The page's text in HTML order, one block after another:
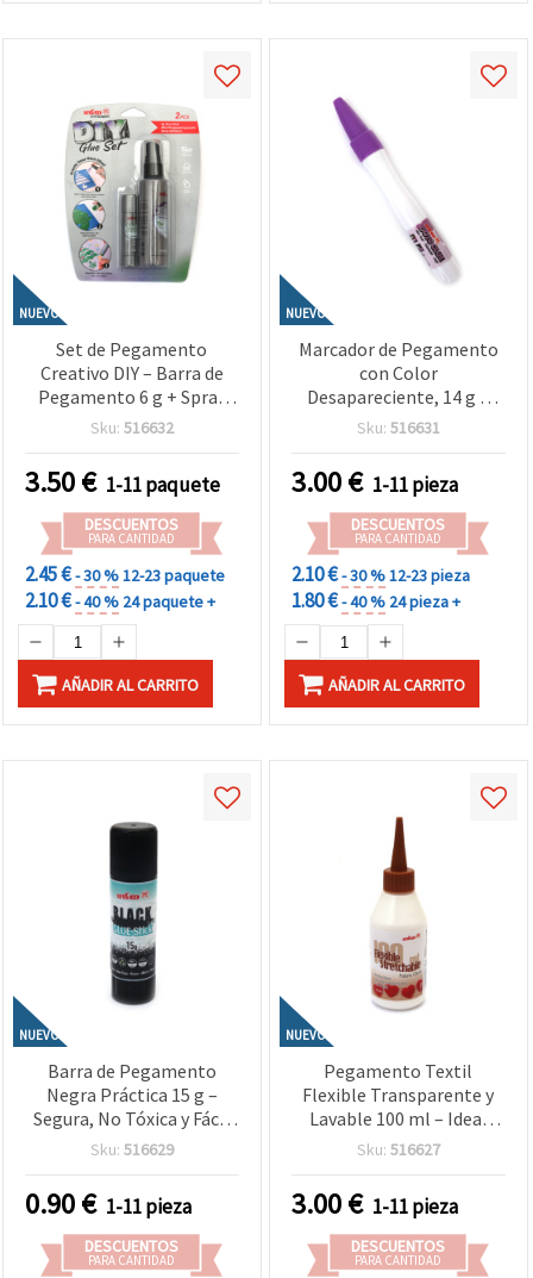
NUEVO
Set de Pegamento
Creativo DIY – Barra de
Pegamento 6 g + Spray
Morado Desapareciente
Manualidades, Proyectos
Escolares y Creaciones
Artísticas
Sku: 516632
3.50€ 1-11 paquete
DESCUENTOS
PARA CANTIDAD
2.45 €- 30 %12-23 paquete
2.10 €- 40 % 24 paquete +
AÑADIR AL CARRITO
NUEVO
Marcador de Pegamento
con Color
Desapareciente, 14 g –
Ideal para Manualidades,
con Precisión
Sku: 516631
3.00€ 1-11 pieza
DESCUENTOS
PARA CANTIDAD
2.10 €- 30 %12-23 pieza
1.80 €- 40 % 24 pieza +
AÑADIR AL CARRITO
NUEVO
Barra de Pegamento
Negra Práctica 15 g –
Segura, No Tóxica y Fácil
de Usar para
Scrapbooking, Escritura y
Proyectos de Pegado
Sku: 516629
0.90€ 1-11 pieza
DESCUENTOS
PARA CANTIDAD
NUEVO
Pegamento Textil
Flexible Transparente y
Lavable 100 ml – Ideal
para Telas Elásticas,
Creativos de Costura y
Manualidades
Sku: 516627
3.00€ 1-11 pieza
DESCUENTOS
PARA CANTIDAD